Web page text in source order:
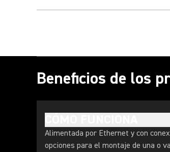
Beneficios de los
Alimentada por Ethernet y con
opciones para el montaje de una o